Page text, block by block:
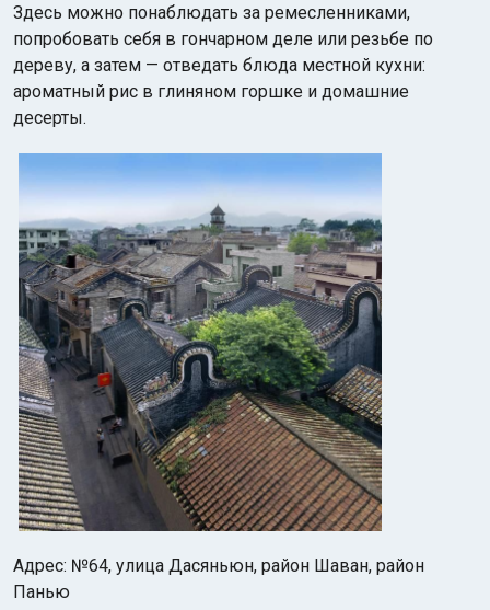
Здесь можно понаблюдать за ремесленниками,
попробовать себя в гончарном деле или резьбе по
дереву, а затем — отведать блюда местной кухни:
ароматный рис в глиняном горшке и домашние
десерты.
Адрес: №64, улица Дасяньюн, район Шаван, район
Панью